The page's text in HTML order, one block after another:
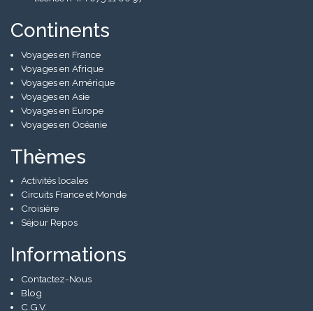
Continents
Voyages en France
Voyages en Afrique
Voyages en Amérique
Voyages en Asie
Voyages en Europe
Voyages en Océanie
Thèmes
Activités locales
Circuits France et Monde
Croisière
Séjour Repos
Informations
Contactez-Nous
Blog
C.G.V.